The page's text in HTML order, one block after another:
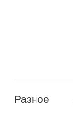
Разное